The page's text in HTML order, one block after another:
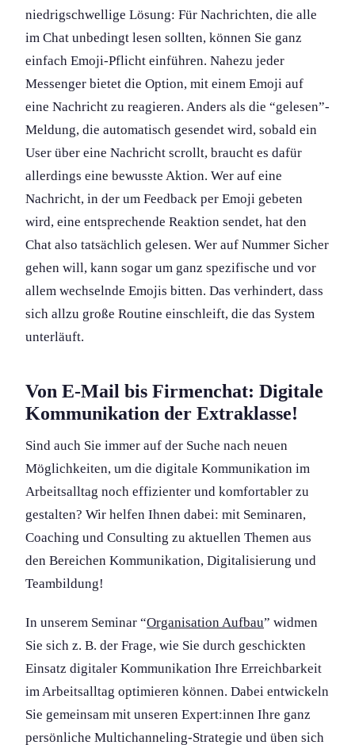
niedrigschwellige Lösung: Für Nachrichten, die alle
im Chat unbedingt lesen sollten, können Sie ganz
einfach Emoji-Pflicht einführen. Nahezu jeder
Messenger bietet die Option, mit einem Emoji auf
eine Nachricht zu reagieren. Anders als die “gelesen”-
Meldung, die automatisch gesendet wird, sobald ein
User über eine Nachricht scrollt, braucht es dafür
allerdings eine bewusste Aktion. Wer auf eine
Nachricht, in der um Feedback per Emoji gebeten
wird, eine entsprechende Reaktion sendet, hat den
Chat also tatsächlich gelesen. Wer auf Nummer Sicher
gehen will, kann sogar um ganz spezifische und vor
allem wechselnde Emojis bitten. Das verhindert, dass
sich allzu große Routine einschleift, die das System
unterläuft.
Von E-Mail bis Firmenchat: Digitale
Kommunikation der Extraklasse!
Sind auch Sie immer auf der Suche nach neuen
Möglichkeit­en, um die digitale Kommunikation im
Arbeitsalltag noch effizienter und komfortabler zu
gestalten? Wir helfen Ihnen dabei: mit Seminaren,
Coaching und Consulting zu aktuellen Themen aus
den Bereichen Kommunikation, Digitalisierung und
Team­bildung!
In unserem Seminar “Organis­ation Aufbau” widmen
Sie sich z. B. der Frage, wie Sie durch geschickten
Einsatz digitaler Kommunikation Ihre Erreichbarkeit
im Arbeitsalltag optimieren können. Dabei entwickeln
Sie gemeinsam mit unseren Expert:innen Ihre ganz
persönliche Multichanneling-Strategie und üben sich